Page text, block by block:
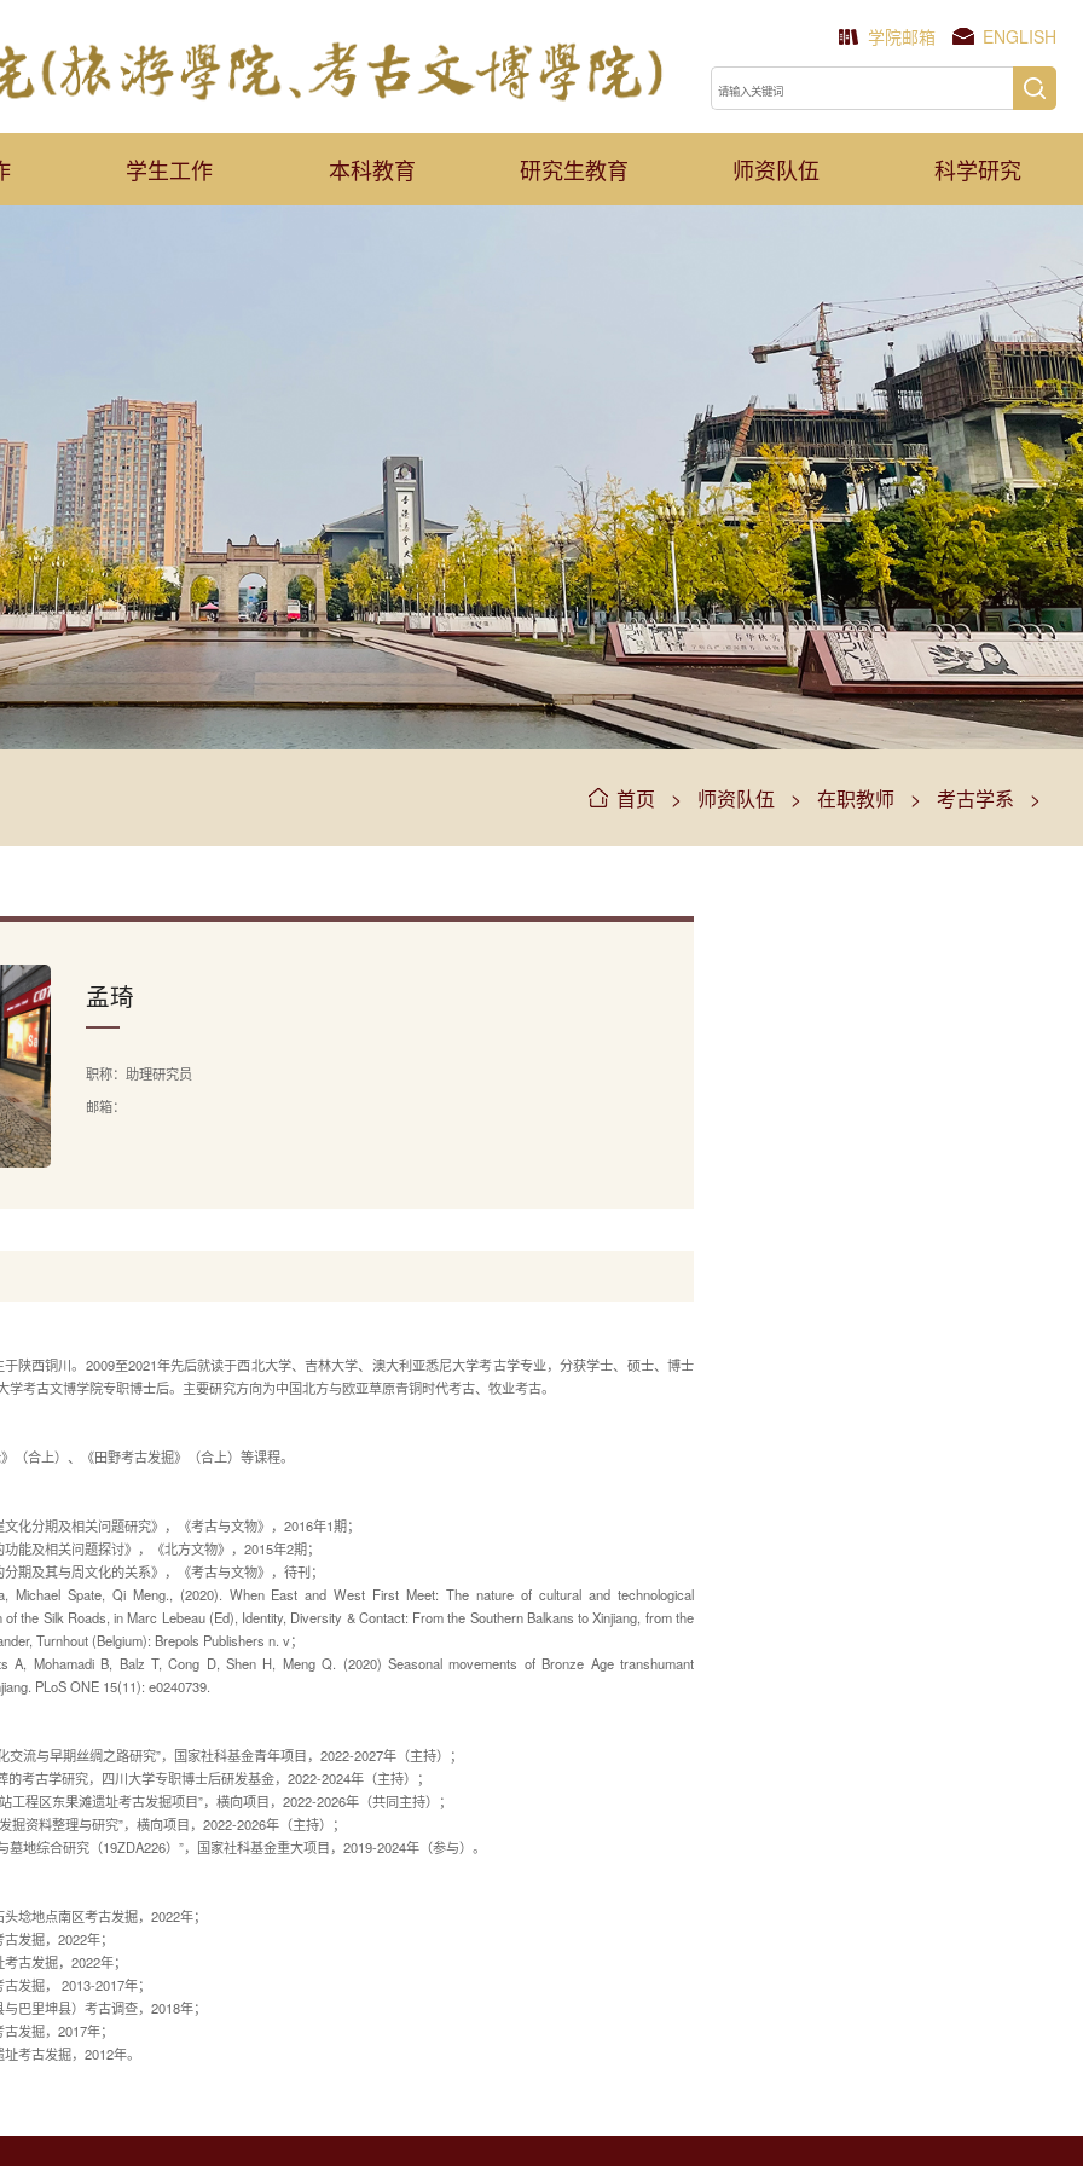
学院邮箱 ENGLISH
学生工作 本科教育 研究生教育 师资队伍 科学研究
首页 > 师资队伍 > 在职教师 > 考古学系 >
孟琦
职称：助理研究员
邮箱：
陕西铜川。 2009至2021年先后就读于西北大学、吉林大学、澳大利亚悉尼大学考古学专业，分获学士、硕士、博士
学考古文博学院专职博士后。主要研究方向为中国北方与欧亚草原青铜时代考古、牧业考古。
（合上）、《田野考古发掘》（合上）等课程。
化分期及相关问题研究》，《考古与文物》， 2016年1期；
能及相关问题探讨》，《北方文物》， 2015年2期；
期及其与周文化的关系》，《考古与文物》，待刊；
Michael Spate, Qi Meng., (2020). When East and West First Meet: The nature of cultural and technological
the Silk Roads, in Marc Lebeau (Ed), Identity, Diversity & Contact: From the Southern Balkans to Xinjiang, from the
Turnhout (Belgium): Brepols Publishers n. v；
A, Mohamadi B, Balz T, Cong D, Shen H, Meng Q. (2020) Seasonal movements of Bronze Age transhumant
PLoS ONE 15(11): e0240739.
交流与早期丝绸之路研究”，国家社科基金青年项目， 2022-2027年（主持）；
考古学研究，四川大学专职博士后研发基金， 2022-2024年（主持）；
工程区东果滩遗址考古发掘项目”，横向项目， 2022-2026年（共同主持）；
掘资料整理与研究”，横向项目， 2022-2026年（主持）；
墓地综合研究（19ZDA226）”，国家社科基金重大项目， 2019-2024年（参与）。
埝地点南区考古发掘， 2022年；
发掘， 2022年；
古发掘， 2022年；
发掘，
2013-2017年；
巴里坤县）考古调查， 2018年；
发掘， 2017年；
考古发掘， 2012年。